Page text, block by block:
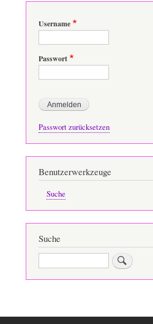
Username
Passwort
Passwort zurücksetzen
Benutzerwerkzeuge
Suche
Suche
Suche